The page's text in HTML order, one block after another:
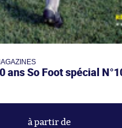
ans So Foot spécial
à partir de